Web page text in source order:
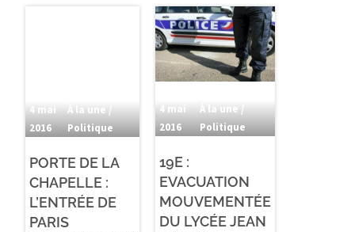
SORT
4 mai
2016
À la une /
Politique
PORTE DE LA
CHAPELLE :
L’ENTRÉE DE
PARIS
4 mai
2016
À la une /
Politique
19E :
EVACUATION
MOUVEMENTÉE
DU LYCÉE JEAN